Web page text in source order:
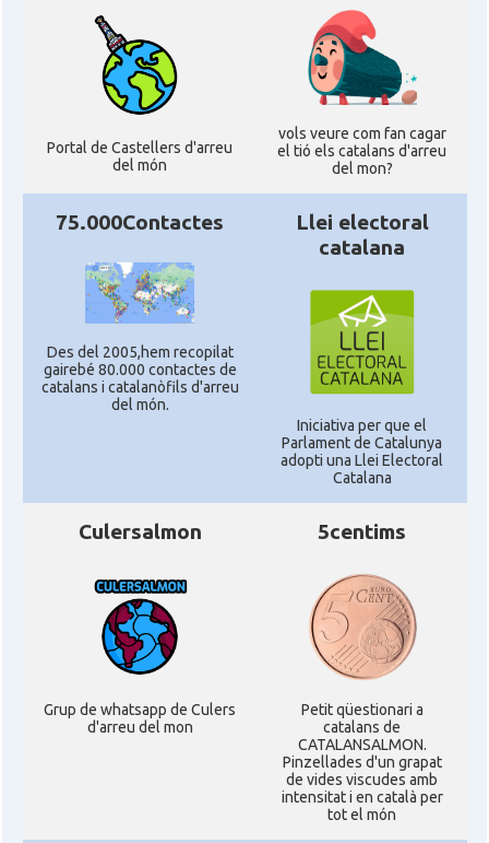
Portal de Castellers d'arreu
del món
vols veure com fan cagar
el tió els catalans d'arreu
del mon?
75.000Contactes
Des del 2005,hem recopilat
gairebé 80.000 contactes de
catalans i catalanòfils d'arreu
del món.
Llei electoral
catalana
Iniciativa per que el
Parlament de Catalunya
adopti una Llei Electoral
Catalana
Culersalmon
Grup de whatsapp de Culers
d'arreu del mon
5centims
Petit qüestionari a
catalans de
CATALANSALMON.
Pinzellades d'un grapat
de vides viscudes amb
intensitat i en català per
tot el món